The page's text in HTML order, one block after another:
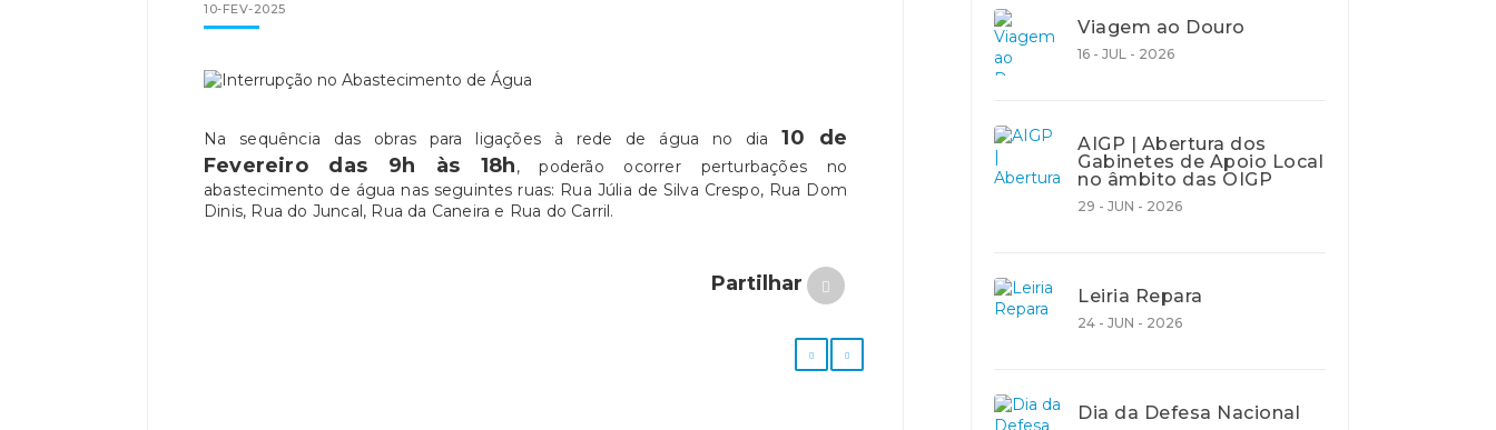
10-FEV-2025
Na sequência das obras para ligações à rede de água no dia10 de
Fevereiro das 9h às 18h, poderão ocorrer perturbações no
abastecimento de água nas seguintes ruas: Rua Júlia de Silva Crespo, Rua Dom
Dinis, Rua do Juncal, Rua da Caneira e Rua do Carril.
Partilhar
Viagem ao Douro
16 - JUL - 2026
AIGP | Abertura dos
Gabinetes de Apoio Local
no âmbito das OIGP
29 - JUN - 2026
Leiria Repara
24 - JUN - 2026
Dia da Defesa Nacional